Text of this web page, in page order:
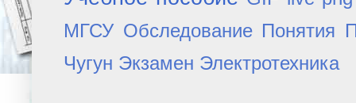
МГСУ Обследование Понятия
Чугун Экзамен Электротехника